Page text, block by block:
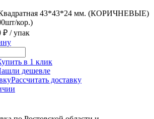
Квадратная 43*43*24 мм. (КОРИЧНЕВЫЕ)
кор.)
₽ / упак
в 1 клик
дешевле
Рассчитать доставку